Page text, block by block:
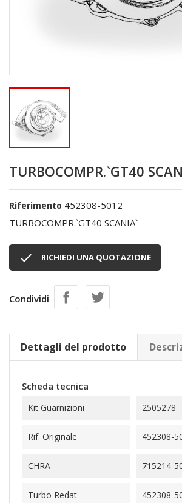
TURBOCOMPR.`GT40
Riferimento 452308-5012
TURBOCOMPR.`GT40 SCANIA`
 RICHIEDI UNA QUOTAZIONE
Condividi
Dettagli del prodotto
Scheda tecnica
Kit Guarnizioni 2505278
Rif. Originale 452308-
CHRA 715214-
Turbo Redat 452308-